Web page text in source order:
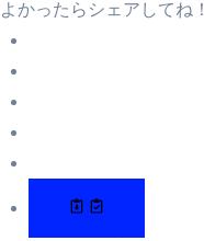
よかったらシェアしてね！